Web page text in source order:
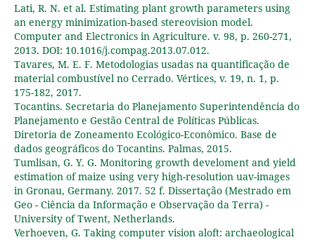
Lati, R. N. et al. Estimating plant growth parameters using
an energy minimization-based stereovision model.
Computer and Electronics in Agriculture. v. 98, p. 260-271,
2013. DOI: 10.1016/j.compag.2013.07.012.
Tavares, M. E. F. Metodologias usadas na quantificação de
material combustível no Cerrado. Vértices, v. 19, n. 1, p.
175-182, 2017.
Tocantins. Secretaria do Planejamento Superintendência do
Planejamento e Gestão Central de Políticas Públicas.
Diretoria de Zoneamento Ecológico-Econômico. Base de
dados geográficos do Tocantins. Palmas, 2015.
Tumlisan, G. Y. G. Monitoring growth develoment and yield
estimation of maize using very high-resolution uav-images
in Gronau, Germany. 2017. 52 f. Dissertação (Mestrado em
Geo - Ciência da Informação e Observação da Terra) -
University of Twent, Netherlands.
Verhoeven, G. Taking computer vision aloft: archaeological